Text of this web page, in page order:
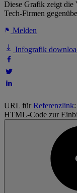
Diese Grafik zeigt die
Tech-Firmen
Melden
Infografik
URL fürReferenzlink:
HTML-Code zur